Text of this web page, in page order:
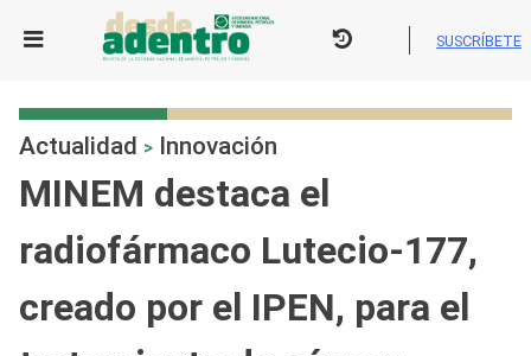
SUSCRÍBETE
Actualidad > Innovación
MINEM destaca el
radiofármaco Lutecio-177,
creado por el IPEN, para el